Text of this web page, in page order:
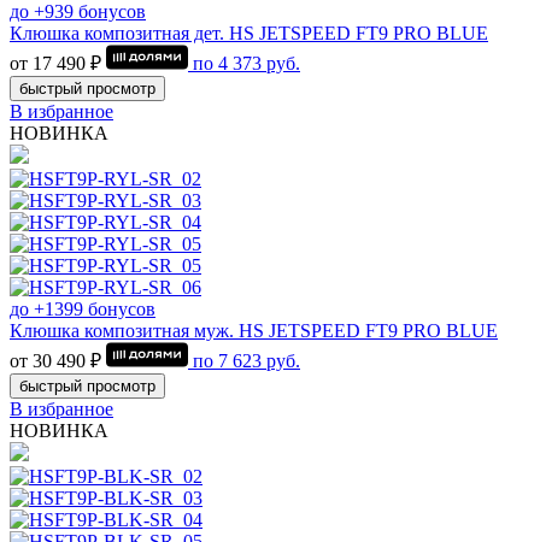
до +939 бонусов
Клюшка композитная дет. HS JETSPEED FT9 PRO BLUE
от 17 490 ₽
по 4 373 руб.
быстрый просмотр
В избранное
НОВИНКА
до +1399 бонусов
Клюшка композитная муж. HS JETSPEED FT9 PRO BLUE
от 30 490 ₽
по 7 623 руб.
быстрый просмотр
В избранное
НОВИНКА